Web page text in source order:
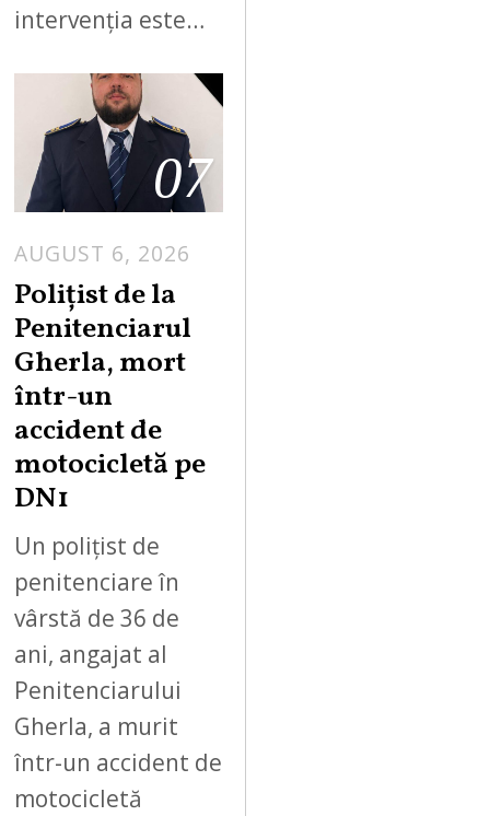
intervenția este…
07
AUGUST 6, 2026
Polițist de la
Penitenciarul
Gherla, mort
într-un
accident de
motocicletă pe
DN1
Un polițist de
penitenciare în
vârstă de 36 de
ani, angajat al
Penitenciarului
Gherla, a murit
într-un accident de
motocicletă